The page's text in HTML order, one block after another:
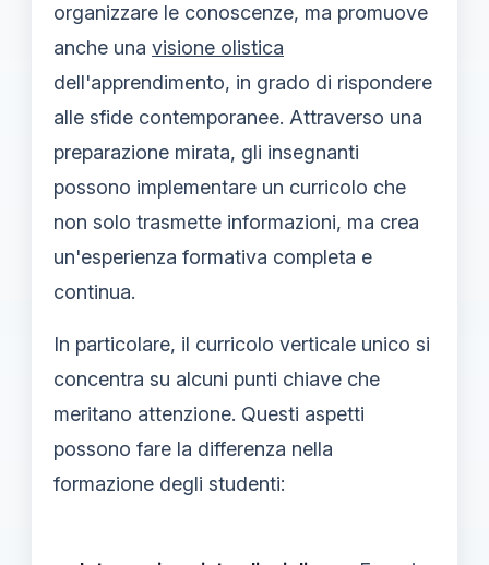
organizzare le conoscenze, ma promuove
anche una visione olistica
dell'apprendimento, in grado di rispondere
alle sfide contemporanee. Attraverso una
preparazione mirata, gli insegnanti
possono implementare un curricolo che
non solo trasmette informazioni, ma crea
un'esperienza formativa completa e
continua.
In particolare, il curricolo verticale unico si
concentra su alcuni punti chiave che
meritano attenzione. Questi aspetti
possono fare la differenza nella
formazione degli studenti: